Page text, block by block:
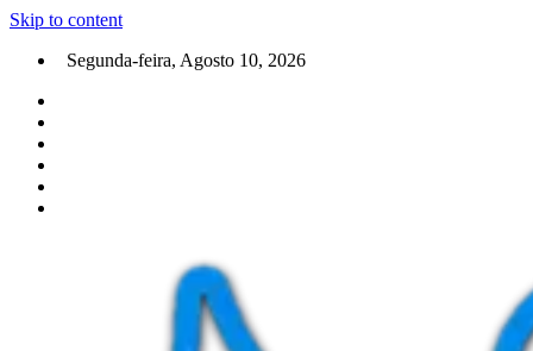
Skip to content
Segunda-feira, Agosto 10, 2026